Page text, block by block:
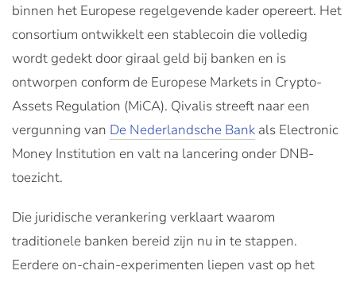
binnen het Europese regelgevende kader opereert. Het
consortium ontwikkelt een stablecoin die volledig
wordt gedekt door giraal geld bij banken en is
ontworpen conform de Europese Markets in Crypto-
Assets Regulation (MiCA). Qivalis streeft naar een
vergunning van De Nederlandsche Bank als Electronic
Money Institution en valt na lancering onder DNB-
toezicht.
Die juridische verankering verklaart waarom
traditionele banken bereid zijn nu in te stappen.
Eerdere on-chain-experimenten liepen vast op het